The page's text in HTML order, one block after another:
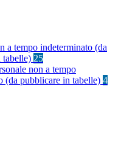
a tempo indeterminato (da
tabelle) 25
non a tempo
(da pubblicare in tabelle) 4